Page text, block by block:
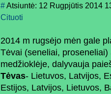
#Atsiuntė: 12 Rugpjūtis 2014
Cituoti
2014 m rugsėjo mėn gale
Tėvai (seneliai,
medžioklėje, dalyvauja
Tėvas- Lietuvos, Latvijos,
Estijos, Latvijos, Lietuvos,